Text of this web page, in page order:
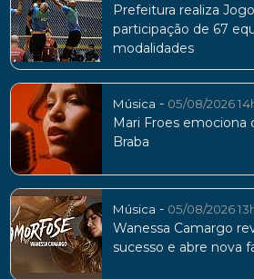
Prefeitura realiza
participação de 67
modalidades
Música - 05/08/2026
Mari Froes emociona
Braba
Música - 05/08/2026
Wanessa Camargo
sucesso e abre nova